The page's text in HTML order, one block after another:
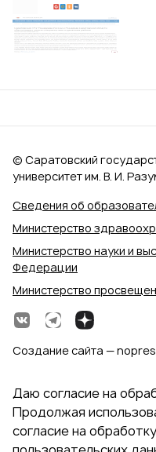
Сведения об
Министерство
Министерство науки и
Федерации
Министерство
© Саратовский
университет им. В. И.
Создание сайта —
Даю согласие на
Продолжая
согласие на